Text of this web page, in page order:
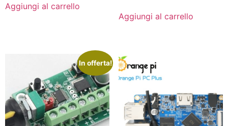
Aggiungi al carrello
Aggiungi al carrello
In offerta!